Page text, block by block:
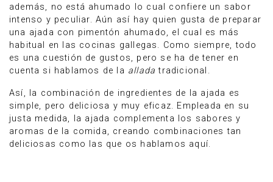
además, no está ahumado lo cual confiere un sabor
intenso y peculiar. Aún así hay quien gusta de preparar
una ajada con pimentón ahumado, el cual es más
habitual en las cocinas gallegas. Como siempre, todo
es una cuestión de gustos, pero se ha de tener en
cuenta si hablamos de la allada tradicional.
Así, la combinación de ingredientes de la ajada es
simple, pero deliciosa y muy eficaz. Empleada en su
justa medida, la ajada complementa los sabores y
aromas de la comida, creando combinaciones tan
deliciosas como las que os hablamos aquí.